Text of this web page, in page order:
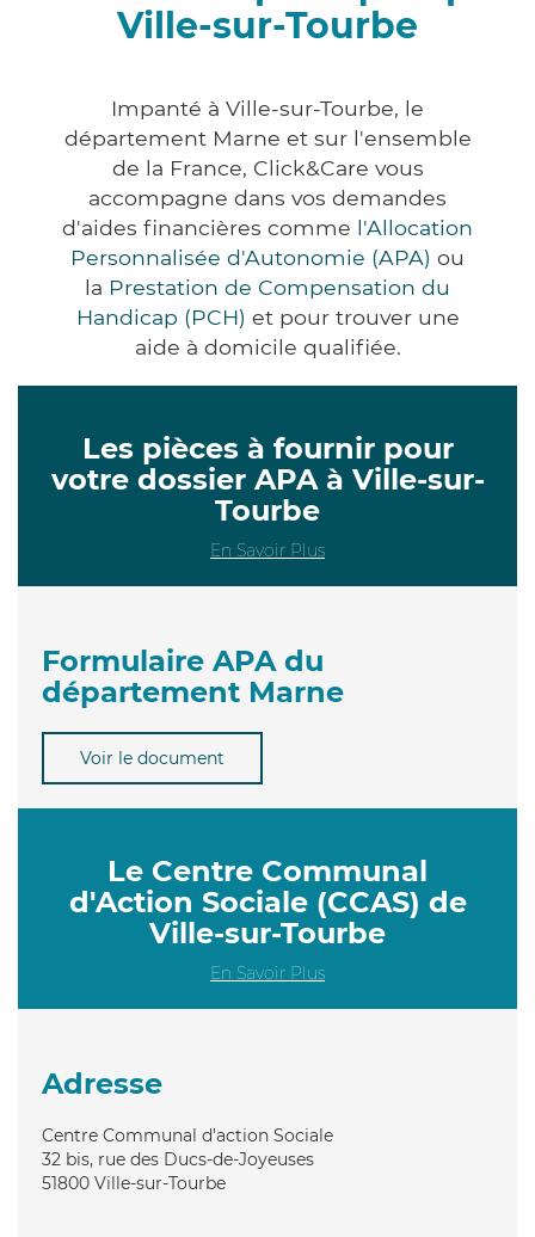
Ville-sur-Tourbe
Impanté à Ville-sur-Tourbe, le
département Marne et sur l'ensemble
de la France, Click&Care vous
accompagne dans vos demandes
d'aides financières comme l'Allocation
Personnalisée d'Autonomie (APA) ou
la Prestation de Compensation du
Handicap (PCH) et pour trouver une
aide à domicile qualifiée.
Les pièces à fournir pour
votre dossier APA à Ville-sur-
Tourbe
En Savoir Plus
Formulaire APA du
département Marne
Voir le document
Le Centre Communal
d'Action Sociale (CCAS) de
Ville-sur-Tourbe
En Savoir Plus
Adresse
Centre Communal d'action Sociale
32 bis, rue des Ducs-de-Joyeuses
51800 Ville-sur-Tourbe